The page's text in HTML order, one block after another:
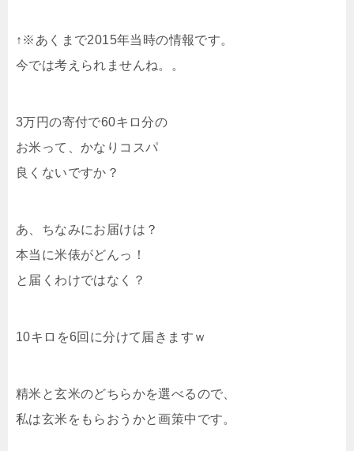
↑※あくまで2015年当時の情報です。
今では考えられませんね。。
3万円の寄付で60キロ分の
お米って、かなりコスパ
良くないですか？
あ、ちなみにお届けは？
本当に米俵がどんっ！
と届くわけではなく？
10キロを6回に分けて届きますｗ
精米と玄米のどちらかを選べるので、
私は玄米をもらおうかと画策中です。